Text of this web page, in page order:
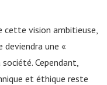
cette vision ambitieuse,
une «
Cependant,
et éthique reste